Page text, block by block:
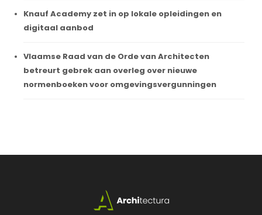
Knauf Academy zet in op lokale opleidingen en
digitaal aanbod
Vlaamse Raad van de Orde van Architecten
betreurt gebrek aan overleg over nieuwe
normenboeken voor omgevingsvergunningen